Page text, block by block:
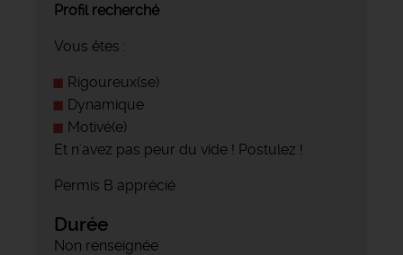
Profil recherché
Vous êtes :
Rigoureux(se)
Dynamique
Motivé(e)
Et n'avez pas peur du vide ! Postulez !
Permis B apprécié
Durée
Non renseignée